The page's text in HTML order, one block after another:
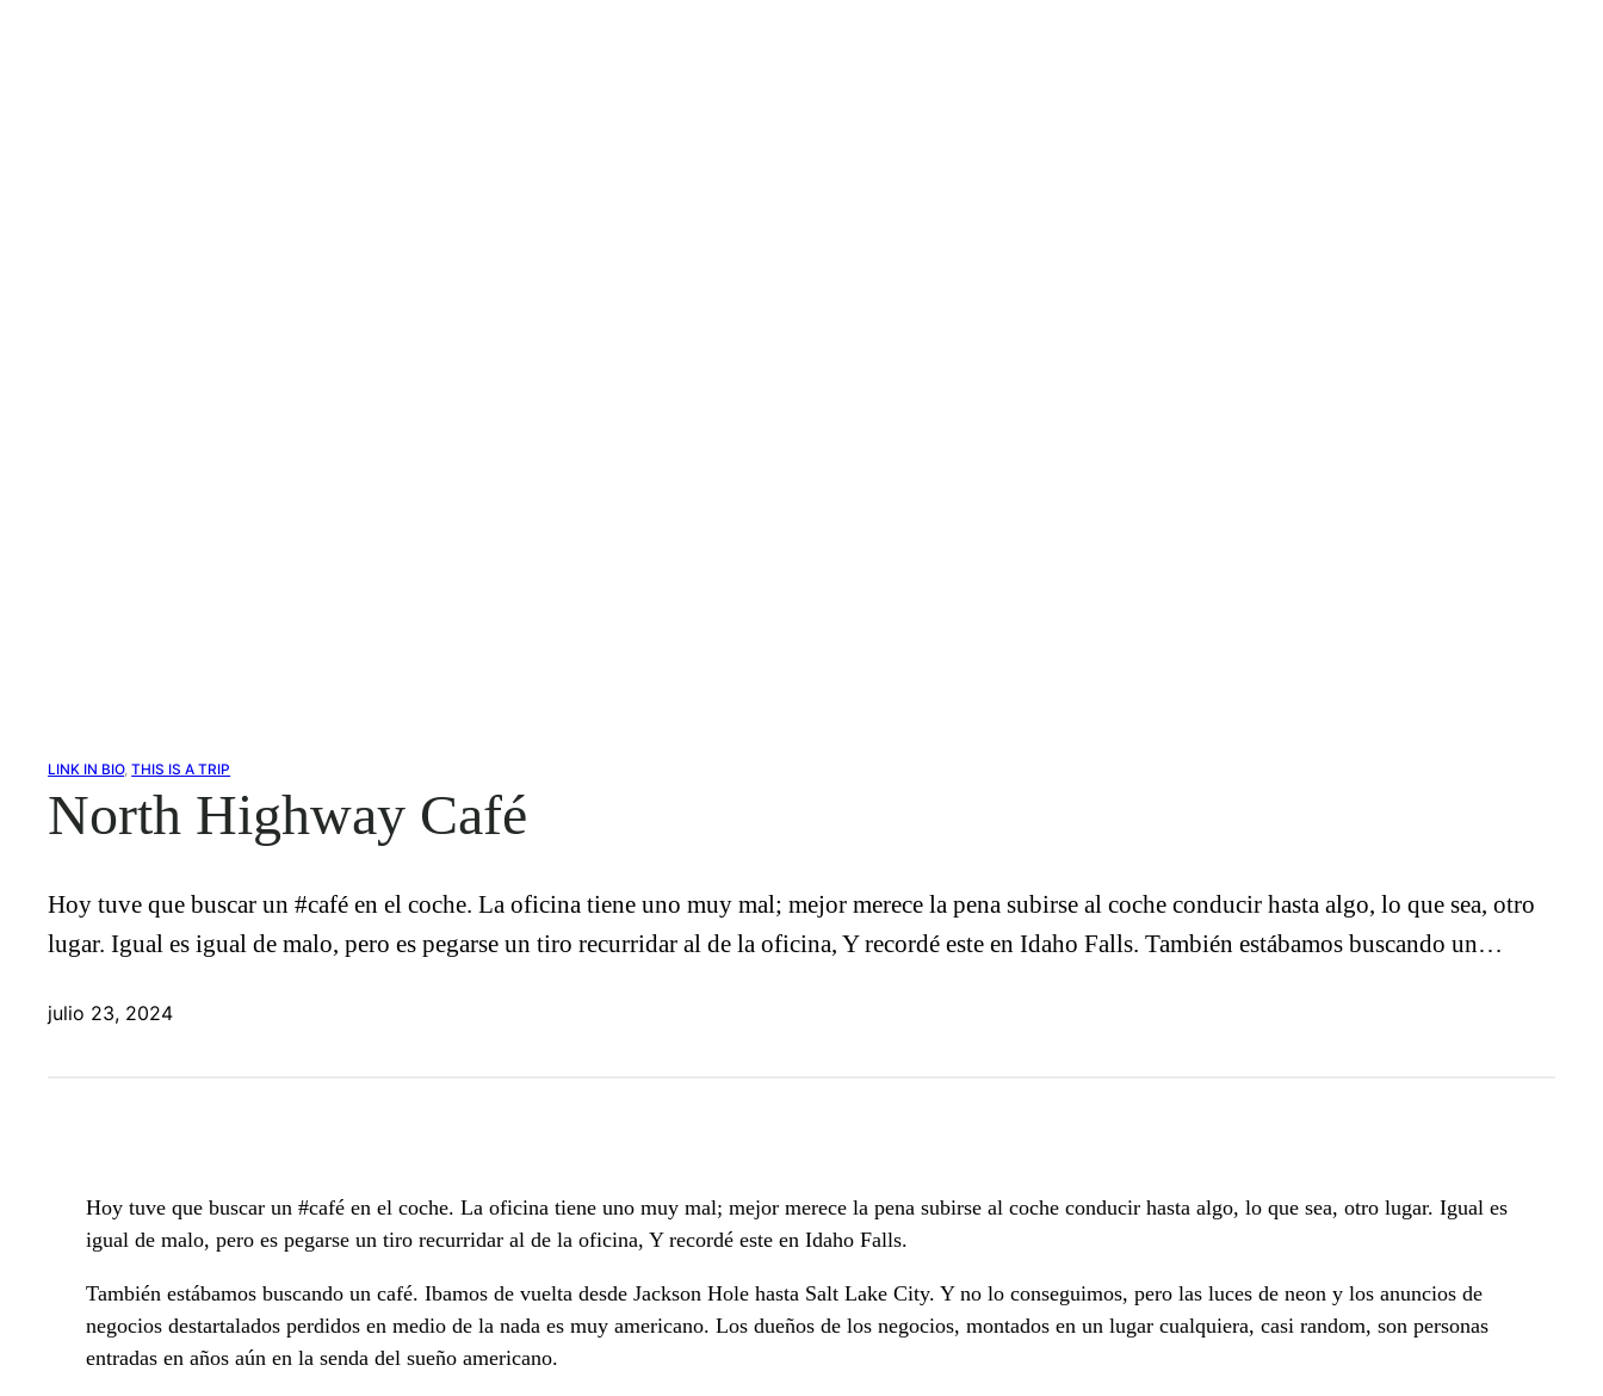
LINK IN BIO, THIS IS A TRIP
North Highway Café
Hoy tuve que buscar un #café en el coche. La oficina tiene uno muy mal; mejor merece la pena subirse al coche conducir hasta algo, lo que sea, otro
lugar. Igual es igual de malo, pero es pegarse un tiro recurridar al de la oficina, Y recordé este en Idaho Falls. También estábamos buscando un…
julio 23, 2024
Hoy tuve que buscar un #café en el coche. La oficina tiene uno muy mal; mejor merece la pena subirse al coche conducir hasta algo, lo que sea, otro lugar. Igual es
igual de malo, pero es pegarse un tiro recurridar al de la oficina, Y recordé este en Idaho Falls.
También estábamos buscando un café. Ibamos de vuelta desde Jackson Hole hasta Salt Lake City. Y no lo conseguimos, pero las luces de neon y los anuncios de
negocios destartalados perdidos en medio de la nada es muy americano. Los dueños de los negocios, montados en un lugar cualquiera, casi random, son personas
entradas en años aún en la senda del sueño americano.